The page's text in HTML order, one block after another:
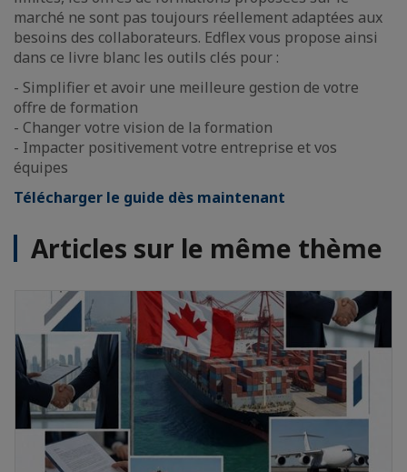
marché ne sont pas toujours réellement adaptées aux
besoins des collaborateurs. Edflex vous propose ainsi
dans ce livre blanc les outils clés pour :
- Simplifier et avoir une meilleure gestion de votre
offre de formation
- Changer votre vision de la formation
- Impacter positivement votre entreprise et vos
équipes
Télécharger le guide dès maintenant
Articles sur le même thème